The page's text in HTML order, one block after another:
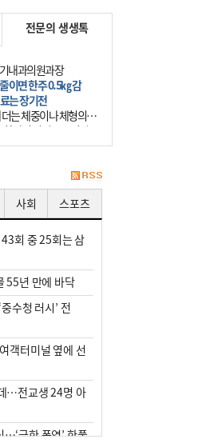
전문의 생생톡
내과의원과장
이면 한주 0.5㎏ 감
는 장기전
는 체중이나 체형의 문
하나의 질병으로 인지
리를 해야 한다. 세계
사회 스포츠
회 중 25회는 삼
55년 만에 바닥
수청 러시’ 전
객터미널 옆에 선
…전교생 24명 아
극한 폭염’ 한풀